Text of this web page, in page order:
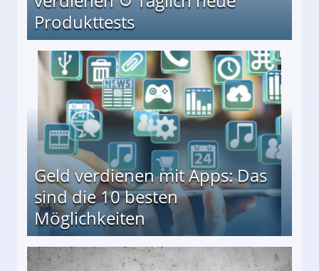
Produkttests
↻ Täglich neue Produkttests
Geld verdienen mit Apps: Das
sind die 10 besten
Möglichkeiten
besten Möglichkeiten